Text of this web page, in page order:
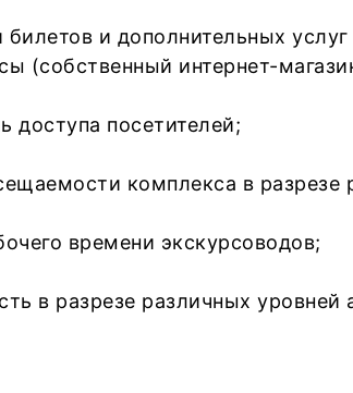
и дополнительных услуг
(собственный интернет-
посетителей;
комплекса в разрезе
времени экскурсоводов;
в разрезе различных уровней